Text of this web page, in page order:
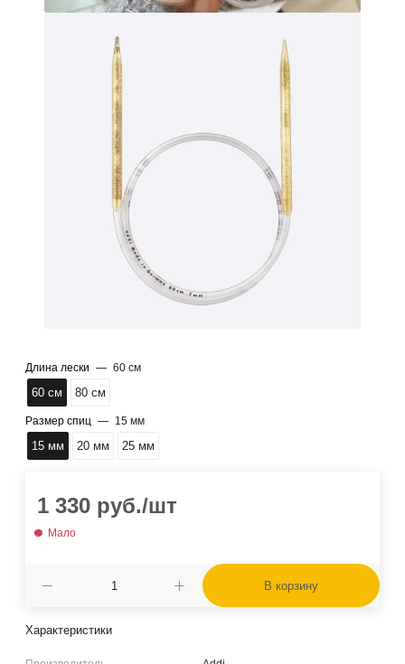
Длина лески — 60 см
60 см 80 см
Размер спиц — 15 мм
15 мм 20 мм 25 мм
1 330 руб./шт
Мало
В корзину
Характеристики